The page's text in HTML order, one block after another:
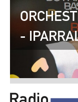
-